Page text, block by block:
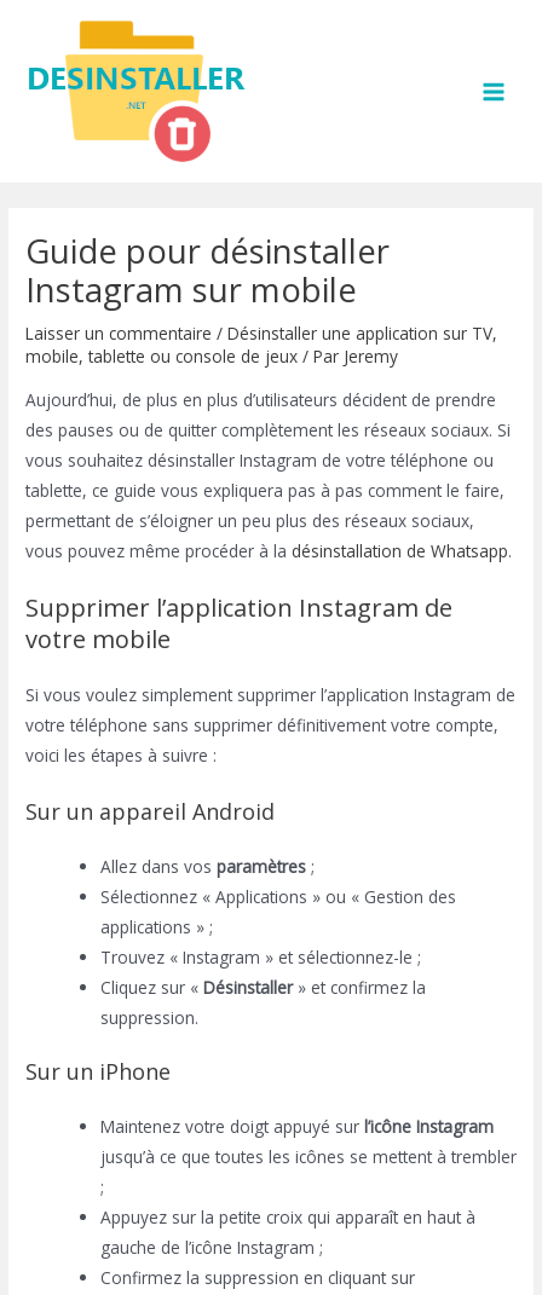
contenu
Guide pour désinstaller
Instagram sur mobile
Laisser un commentaire /Désinstaller une application sur TV,
mobile, tablette ou console de jeux / Par Jeremy
Aujourd’hui, de plus en plus d’utilisateurs décident de prendre
des pauses ou de quitter complètement les réseaux sociaux. Si
vous souhaitez désinstaller Instagram de votre téléphone ou
tablette, ce guide vous expliquera pas à pas comment le faire,
permettant de s’éloigner un peu plus des réseaux sociaux,
vous pouvez même procéder à la désinstallation de Whatsapp.
Supprimer l’application Instagram de
votre mobile
Si vous voulez simplement supprimer l’application Instagram de
votre téléphone sans supprimer définitivement votre compte,
voici les étapes à suivre :
Sur un appareil Android
Allez dans vos paramètres;
Sélectionnez « Applications » ou « Gestion des
applications » ;
Trouvez « Instagram » et sélectionnez-le ;
Cliquez sur « Désinstaller» et confirmez la
suppression.
Sur un iPhone
Maintenez votre doigt appuyé surl’icône Instagram
jusqu’à ce que toutes les icônes se mettent à trembler
;
Appuyez sur la petite croix qui apparaît en haut à
gauche de l’icône Instagram ;
Confirmez la suppression en cliquant sur